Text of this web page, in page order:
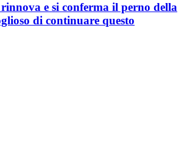
e si conferma il perno della
di continuare questo